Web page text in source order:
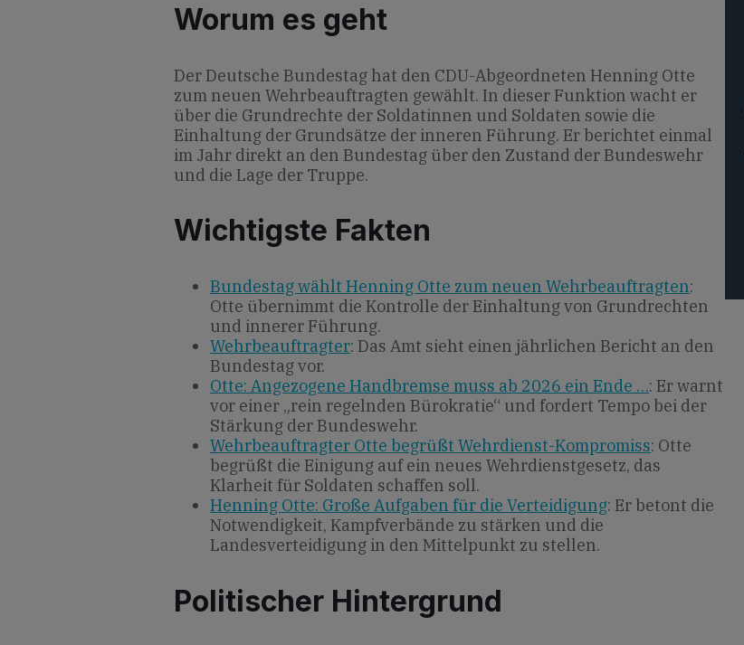
Worum es geht
Der Deutsche Bundestag hat den CDU-Abgeordneten Henning Otte
zum neuen Wehrbeauftragten gewählt. In dieser Funktion wacht er
über die Grundrechte der Soldatinnen und Soldaten sowie die
Einhaltung der Grundsätze der inneren Führung. Er berichtet einmal
im Jahr direkt an den Bundestag über den Zustand der Bundeswehr
und die Lage der Truppe.
Wichtigste Fakten
Bundestag wählt Henning Otte zum neuen Wehrbeauftragten:
Otte übernimmt die Kontrolle der Einhaltung von Grundrechten
und innerer Führung.
Wehrbeauftragter: Das Amt sieht einen jährlichen Bericht an den
Bundestag vor.
Otte: Angezogene Handbremse muss ab 2026 ein Ende …: Er warnt
vor einer „rein regelnden Bürokratie“ und fordert Tempo bei der
Stärkung der Bundeswehr.
Wehrbeauftragter Otte begrüßt Wehrdienst-Kompromiss: Otte
begrüßt die Einigung auf ein neues Wehrdienstgesetz, das
Klarheit für Soldaten schaffen soll.
Henning Otte: Große Aufgaben für die Verteidigung: Er betont die
Notwendigkeit, Kampfverbände zu stärken und die
Landesverteidigung in den Mittelpunkt zu stellen.
Politischer Hintergrund